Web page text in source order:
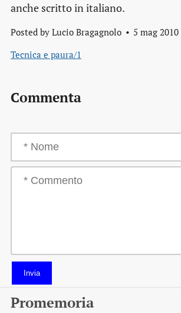
anche scritto in italiano.
Posted by Lucio Bragagnolo 5 mag 2010
Tecnica e paura/1
Commenta
Invia
Promemoria